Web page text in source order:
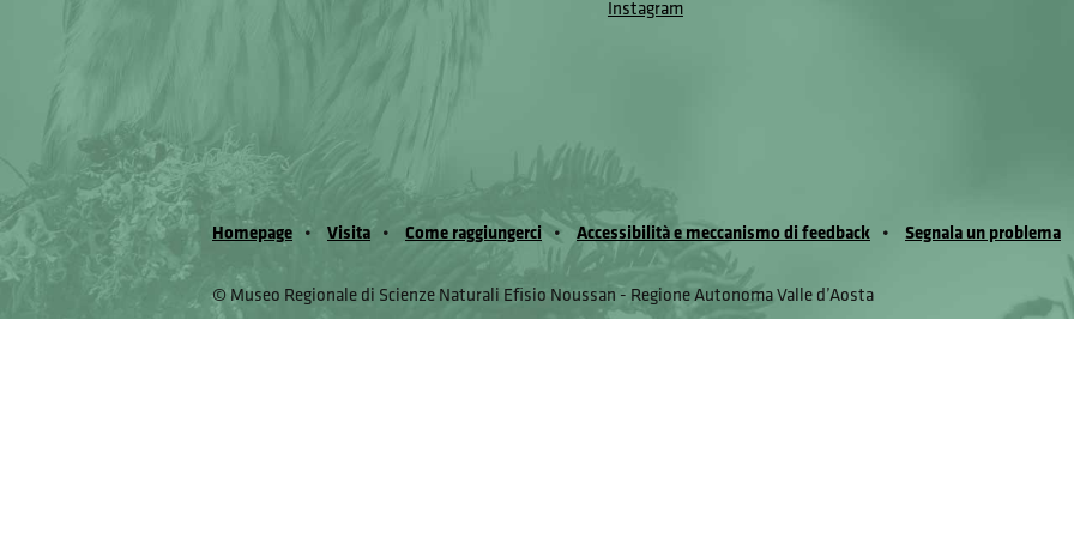
Instagram
Homepage Visita Come raggiungerci Accessibilità e meccanismo di feedback Segnala un problema
© Museo Regionale di Scienze Naturali Eﬁsio Noussan - Regione Autonoma Valle d’Aosta